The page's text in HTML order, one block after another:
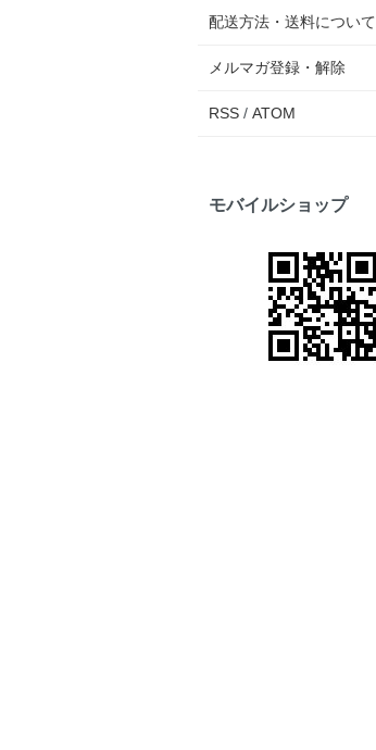
配送方法・送料について
メルマガ登録・解除
RSS / ATOM
モバイルショップ